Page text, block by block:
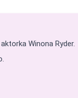
Winona Ryder.